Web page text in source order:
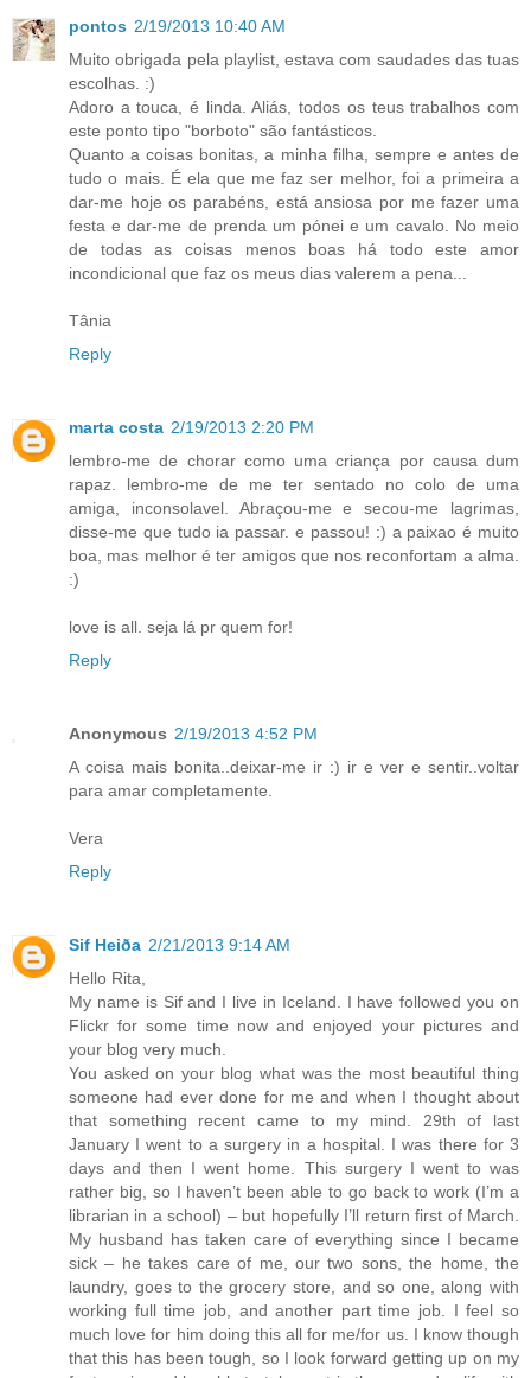
pontos 2/19/2013 10:40 AM
Muito obrigada pela playlist, estava com saudades das tuas
escolhas. :)
Adoro a touca, é linda. Aliás, todos os teus trabalhos com
este ponto tipo "borboto" são fantásticos.
Quanto a coisas bonitas, a minha filha, sempre e antes de
tudo o mais. É ela que me faz ser melhor, foi a primeira a
dar-me hoje os parabéns, está ansiosa por me fazer uma
festa e dar-me de prenda um pónei e um cavalo. No meio
de todas as coisas menos boas há todo este amor
incondicional que faz os meus dias valerem a pena...
Tânia
Reply
marta costa 2/19/2013 2:20 PM
lembro-me de chorar como uma criança por causa dum
rapaz. lembro-me de me ter sentado no colo de uma
amiga, inconsolavel. Abraçou-me e secou-me lagrimas,
disse-me que tudo ia passar. e passou! :) a paixao é muito
boa, mas melhor é ter amigos que nos reconfortam a alma.
:)
love is all. seja lá pr quem for!
Reply
Anonymous 2/19/2013 4:52 PM
A coisa mais bonita..deixar-me ir :) ir e ver e sentir..voltar
para amar completamente.
Vera
Reply
Sif Heiða 2/21/2013 9:14 AM
Hello Rita,
My name is Sif and I live in Iceland. I have followed you on
Flickr for some time now and enjoyed your pictures and
your blog very much.
You asked on your blog what was the most beautiful thing
someone had ever done for me and when I thought about
that something recent came to my mind. 29th of last
January I went to a surgery in a hospital. I was there for 3
days and then I went home. This surgery I went to was
rather big, so I haven’t been able to go back to work (I’m a
librarian in a school) – but hopefully I’ll return first of March.
My husband has taken care of everything since I became
sick – he takes care of me, our two sons, the home, the
laundry, goes to the grocery store, and so one, along with
working full time job, and another part time job. I feel so
much love for him doing this all for me/for us. I know though
that this has been tough, so I look forward getting up on my